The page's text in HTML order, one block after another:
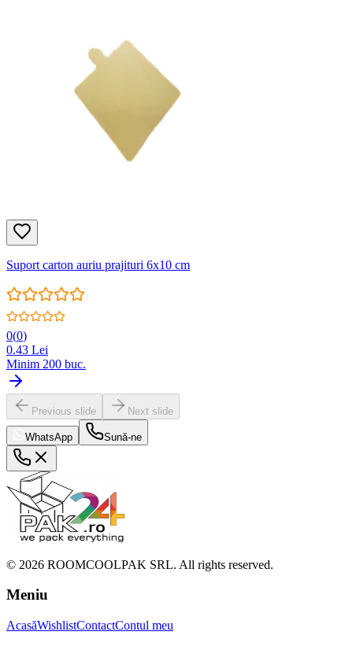
Suport carton auriu prajituri 6x10 cm
0(0)
0.43 Lei
Minim 200 buc.
Previous slide Next slide
WhatsApp Sună-ne
© 2026 ROOMCOOLPAK SRL. All rights reserved.
Meniu
AcasăWishlistContactContul meu